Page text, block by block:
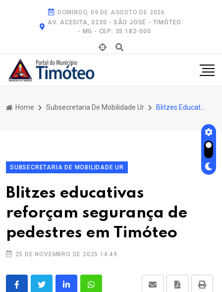
DOMINGO, 09 DE AGOSTO DE 2026
AV. ACESITA, 3230 - SÃO JOSÉ - TIMÓTEO
- MG - CEP: 35.182-000
Home Subsecretaria De Mobilidade Ur
SUBSECRETARIA DE MOBILIDADE UR
Blitzes educativas
reforçam segurança de
pedestres em Timóteo
25 DE NOVEMBRO DE 2025 14:49